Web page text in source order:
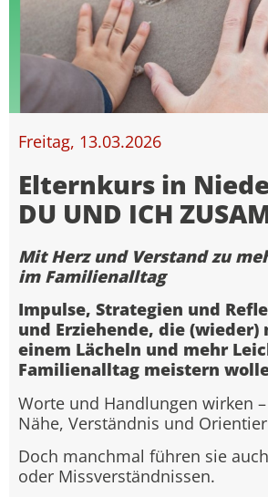
Freitag, 13.03.2026
Elternkurs in
DU UND ICH
Mit Herz und Verstand zu
im Familienalltag
Impulse, Strategien und
und Erziehende, die (wieder)
einem Lächeln und mehr
Familienalltag meistern
Worte und Handlungen wirken
Nähe, Verständnis und
Doch manchmal führen sie
oder Missverständnissen.